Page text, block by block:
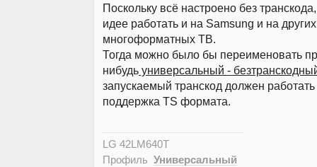
Поскольку всё настроено без
идее работать и на Samsung и на
многоформатных ТВ.
Тогда можно было бы переименовать
нибудь универсальный -
запускаемый транскод должен работать
поддержка TS формата.
LG 42LM640T
Профиль Универсальный